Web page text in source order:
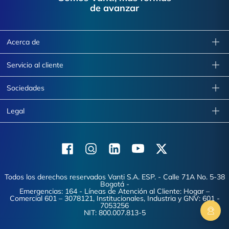
de avanzar
Acerca de
Servicio al cliente
Sociedades
Legal
FacebookInstagramLinkedinYoutubeX (Twitter)
Todos los derechos reservados Vanti S.A. ESP. - Calle 71A No. 5-38
Bogotá -
Emergencias: 164 - Líneas de Atención al Cliente: Hogar –
Comercial 601 – 3078121, Institucionales, Industria y GNV: 601 -
7053256
NIT: 800.007.813-5